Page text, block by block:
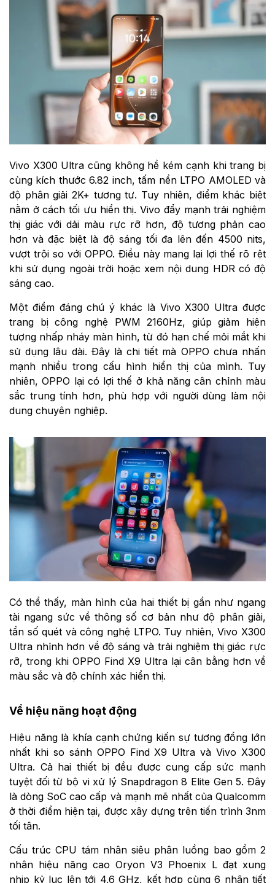
Vivo X300 Ultra cũng không hề kém cạnh khi trang bị
cùng kích thước 6.82 inch, tấm nền LTPO AMOLED và
độ phân giải 2K+ tương tự. Tuy nhiên, điểm khác biệt
nằm ở cách tối ưu hiển thị. Vivo đẩy mạnh trải nghiệm
thị giác với dải màu rực rỡ hơn, độ tương phản cao
hơn và đặc biệt là độ sáng tối đa lên đến 4500 nits,
vượt trội so với OPPO. Điều này mang lại lợi thế rõ rệt
khi sử dụng ngoài trời hoặc xem nội dung HDR có độ
sáng cao.
Một điểm đáng chú ý khác là Vivo X300 Ultra được
trang bị công nghệ PWM 2160Hz, giúp giảm hiện
tượng nhấp nháy màn hình, từ đó hạn chế mỏi mắt khi
sử dụng lâu dài. Đây là chi tiết mà OPPO chưa nhấn
mạnh nhiều trong cấu hình hiển thị của mình. Tuy
nhiên, OPPO lại có lợi thế ở khả năng cân chỉnh màu
sắc trung tính hơn, phù hợp với người dùng làm nội
dung chuyên nghiệp.
Có thể thấy, màn hình của hai thiết bị gần như ngang
tài ngang sức về thông số cơ bản như độ phân giải,
tần số quét và công nghệ LTPO. Tuy nhiên, Vivo X300
Ultra nhỉnh hơn về độ sáng và trải nghiệm thị giác rực
rỡ, trong khi OPPO Find X9 Ultra lại cân bằng hơn về
màu sắc và độ chính xác hiển thị.
Về hiệu năng hoạt động
Hiệu năng là khía cạnh chứng kiến sự tương đồng lớn
nhất khi so sánh OPPO Find X9 Ultra và Vivo X300
Ultra. Cả hai thiết bị đều được cung cấp sức mạnh
tuyệt đối từ bộ vi xử lý Snapdragon 8 Elite Gen 5. Đây
là dòng SoC cao cấp và mạnh mẽ nhất của Qualcomm
ở thời điểm hiện tại, được xây dựng trên tiến trình 3nm
tối tân.
Cấu trúc CPU tám nhân siêu phân luồng bao gồm 2
nhân hiệu năng cao Oryon V3 Phoenix L đạt xung
nhịp kỷ lục lên tới 4.6 GHz, kết hợp cùng 6 nhân tiết